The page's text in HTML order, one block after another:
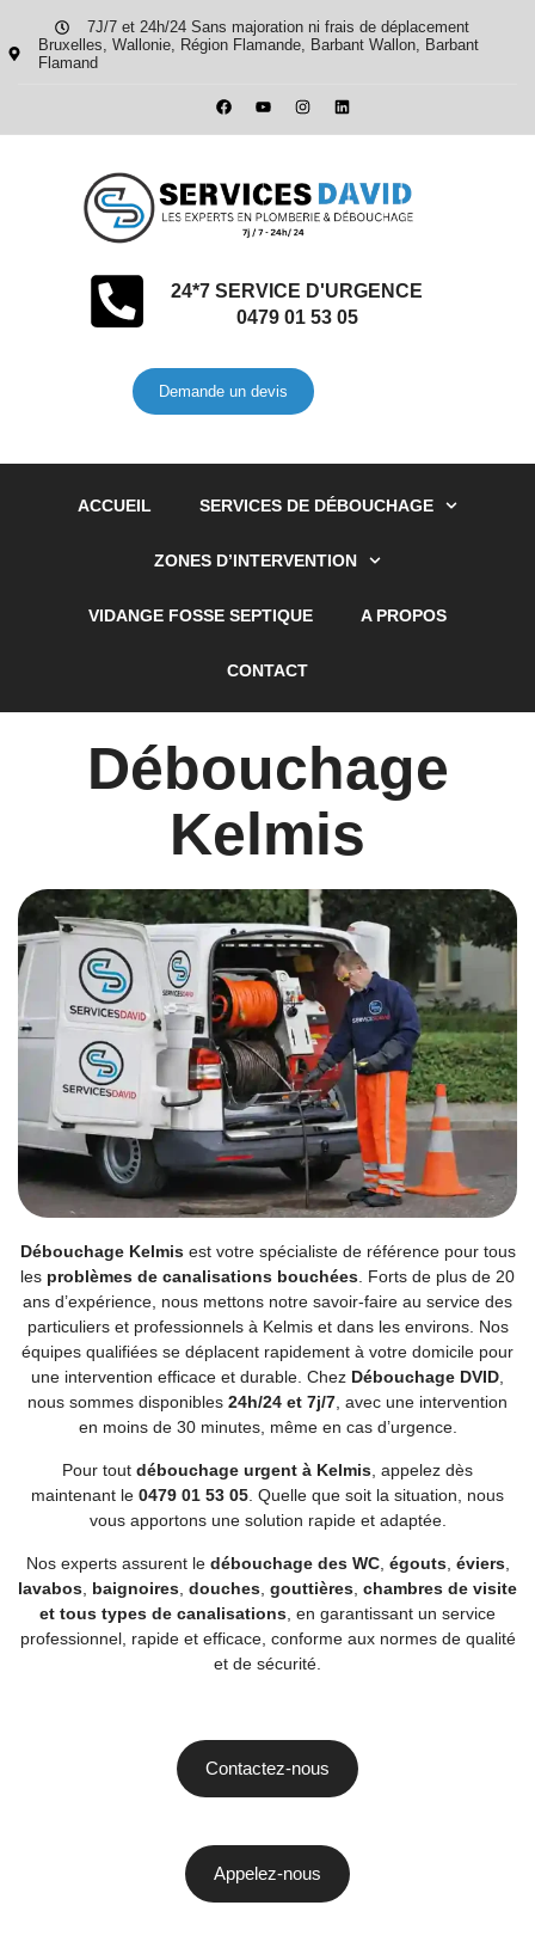
7J/7 et 24h/24 Sans majoration ni frais de déplacement
Bruxelles, Wallonie, Région Flamande, Barbant Wallon, Barbant
Flamand
24*7 SERVICE D'URGENCE
0479 01 53 05
Demande un devis
ACCUEIL SERVICES DE DÉBOUCHAGE
ZONES D’INTERVENTION
VIDANGE FOSSE SEPTIQUE A PROPOS
CONTACT
Débouchage
Kelmis
Débouchage Kelmisest votre spécialiste de référence pour tous
les problèmes de canalisations bouchées. Forts de plus de 20
ans d’expérience, nous mettons notre savoir-faire au service des
particuliers et professionnels à Kelmis et dans les environs. Nos
équipes qualifiées se déplacent rapidement à votre domicile pour
une intervention efficace et durable. Chez Débouchage DVID,
nous sommes disponibles 24h/24 et 7j/7, avec une intervention
en moins de 30 minutes, même en cas d’urgence.
Pour tout débouchage urgent à Kelmis, appelez dès
maintenant le 0479 01 53 05. Quelle que soit la situation, nous
vous apportons une solution rapide et adaptée.
Nos experts assurent le débouchage des WC, égouts, éviers,
lavabos, baignoires, douches, gouttières, chambres de visite
et tous types de canalisations, en garantissant un service
professionnel, rapide et efficace, conforme aux normes de qualité
et de sécurité.
Contactez-nous
Appelez-nous